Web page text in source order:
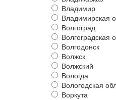
Владимир
Владимирская
Волгоград
Волгоградская
Волгодонск
Волжск
Волжский
Вологда
Вологодская
Воркута